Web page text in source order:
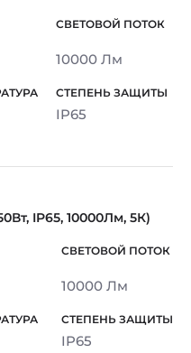
10000 Лм
IP65
IP65, 10000Лм, 5К)
10000 Лм
IP65